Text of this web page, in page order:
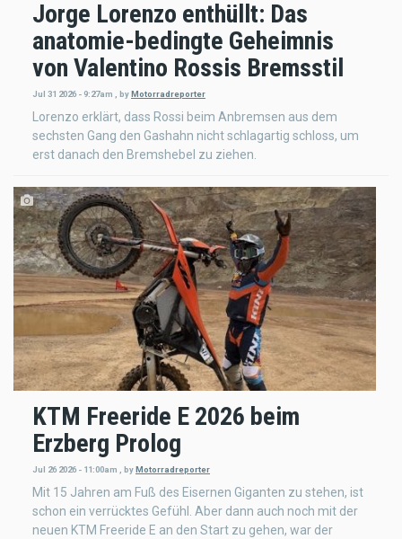
Jorge Lorenzo enthüllt: Das
anatomie-bedingte Geheimnis
von Valentino Rossis Bremsstil
Jul 31 2026 - 9:27am byMotorradreporter
Lorenzo erklärt, dass Rossi beim Anbremsen aus dem
sechsten Gang den Gashahn nicht schlagartig schloss, um
erst danach den Bremshebel zu ziehen.
KTM Freeride E 2026 beim
Erzberg Prolog
Jul 26 2026 - 11:00am byMotorradreporter
Mit 15 Jahren am Fuß des Eisernen Giganten zu stehen, ist
schon ein verrücktes Gefühl. Aber dann auch noch mit der
neuen KTM Freeride E an den Start zu gehen, war der